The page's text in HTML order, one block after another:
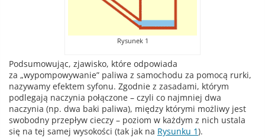
Rysunek 1
Podsumowując, zjawisko, które odpowiada
za „wypompowywanie” paliwa z samochodu za pomocą rurki,
nazywamy efektem syfonu. Zgodnie z zasadami, którym
podlegają naczynia połączone – czyli co najmniej dwa
naczynia (np. dwa baki paliwa), między którymi możliwy jest
swobodny przepływ cieczy – poziom w każdym z nich ustala
się na tej samej wysokości (tak jak na Rysunku 1).